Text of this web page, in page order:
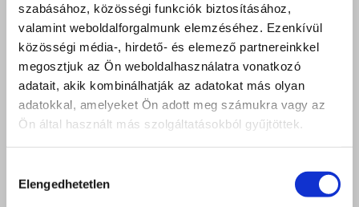
szabásához, közösségi funkciók biztosításához,
valamint weboldalforgalmunk elemzéséhez. Ezenkívül
közösségi média-, hirdető- és elemező partnereinkkel
megosztjuk az Ön weboldalhasználatra vonatkozó
adatait, akik kombinálhatják az adatokat más olyan
adatokkal, amelyeket Ön adott meg számukra vagy az
Ön által használt más szolgáltatásokból gyűjtöttek.
kiválasztása
Elengedhetetlen